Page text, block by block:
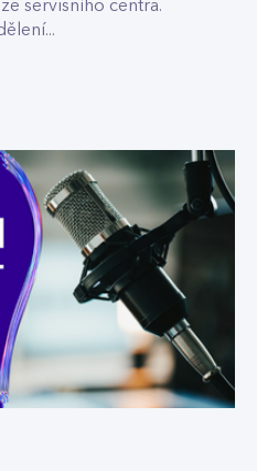
servisního centra.